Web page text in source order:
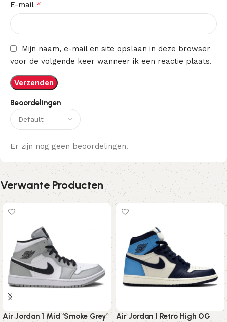
Beoordelingen
Er zijn nog geen beoordelingen.
E-mail *
Mijn naam, e-mail en site opslaan in deze browser
voor de volgende keer wanneer ik een reactie plaats.
Verwante Producten
Air Jordan 1 Mid ‘Smoke Grey’
Air Jordan 1 Retro High OG